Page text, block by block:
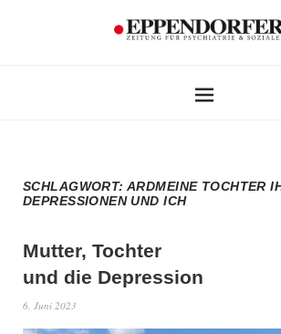
SCHLAGWORT:ARDMEINE TOCHTER
DEPRESSIONEN UND ICH
Mutter, Tochter
und die Depression
6. Juni 2023